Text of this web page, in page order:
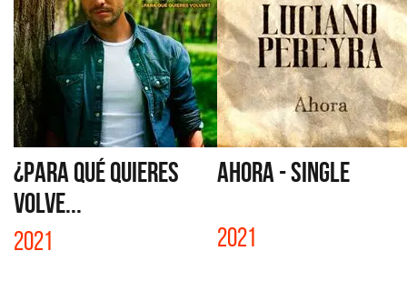
¿PARA QUÉ QUIERES
VOLVE...
2021
AHORA - SINGLE
2021